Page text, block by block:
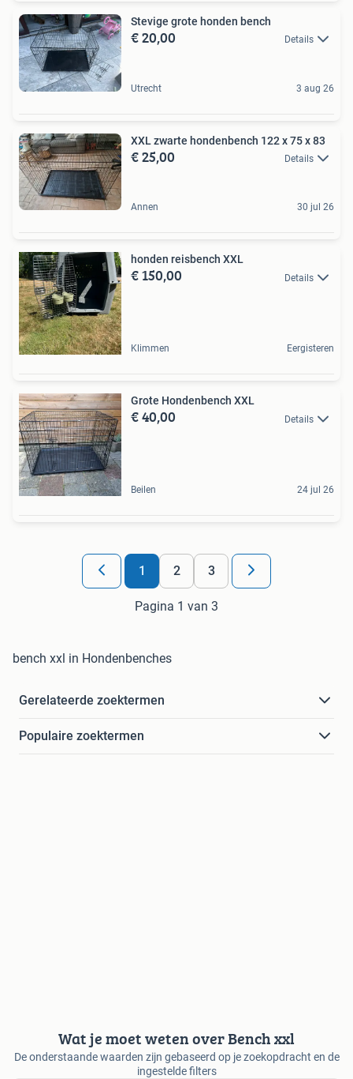
Stevige grote honden bench
€ 20,00 Details
Utrecht 3 aug 26
XXL zwarte hondenbench 122 x 75 x 83
€ 25,00 Details
Annen 30 jul 26
honden reisbench XXL
€ 150,00 Details
Klimmen Eergisteren
Grote Hondenbench XXL
€ 40,00 Details
Beilen 24 jul 26
1 2 3
Pagina 1 van 3
bench xxl in Hondenbenches
Gerelateerde zoektermen
Populaire zoektermen
Wat je moet weten over Bench xxl
De onderstaande waarden zijn gebaseerd op je zoekopdracht en de
ingestelde filters